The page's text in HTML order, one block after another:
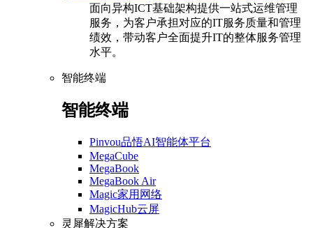
面向异构ICT基础架构提供一站式运维管理
服务，为客户承担对应的IT服务质量和管理
绩效，带动客户全面提升IT的整体服务管理
水平。
智能终端
智能终端
Pinvou品悟AI智能体平台
MegaCube
MegaBook
MegaBook Air
Magic家用网络
MagicHub云屏
灵犀解决方案